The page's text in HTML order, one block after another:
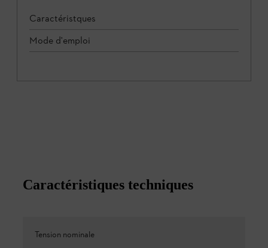
Caractéristques
Mode d'emploi
Caractéristiques techniques
Tension nominale